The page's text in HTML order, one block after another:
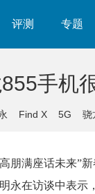
评测 专题
手机
Find X 5G 骁
朋满座话未来”
永在访谈中表